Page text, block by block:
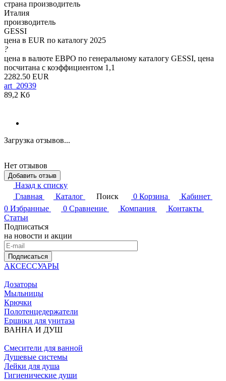
страна производитель
Италия
производитель
GESSI
цена в EUR по каталогу 2025
?
цена в валюте ЕВРО по генеральному каталогу GESSI, цена
посчитана с коэффициентом 1,1
2282.50 EUR
art_20939
89,2 Кб
Загрузка отзывов...
Нет отзывов
Добавить отзыв
Назад к списку
Главная
Каталог Поиск 0 Корзина
Кабинет
0 Избранные 0 Сравнение Компания
Контакты
Статьи
Подписаться
на новости и акции
Подписаться
АКСЕССУАРЫ
Дозаторы
Мыльницы
Крючки
Полотенцедержатели
Ершики для унитаза
ВАННА И ДУШ
Смесители для ванной
Душевые системы
Лейки для душа
Гигиенические души